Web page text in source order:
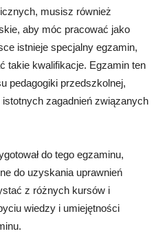
musisz również
aby móc pracować jako
istnieje specjalny egzamin,
takie kwalifikacje. Egzamin ten
pedagogiki przedszkolnej,
zagadnień związanych
do tego egzaminu,
do uzyskania uprawnień
z różnych kursów i
wiedzy i umiejętności